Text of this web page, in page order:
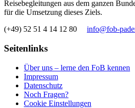
Reisebegleitungen aus dem ganzen
für die Umsetzung dieses Ziels.
(+49) 52 51 4 14 12 80 info@fob-
Seitenlinks
Über uns – lerne den FoB kennen
Impressum
Datenschutz
Noch Fragen?
Cookie Einstellungen